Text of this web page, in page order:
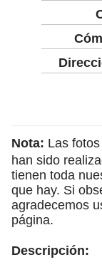
Nota: Las
han sido
tienen toda
que hay. Si
agradecemos
página.
Descripción: